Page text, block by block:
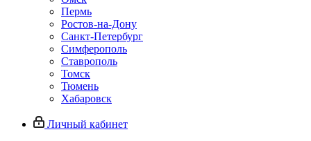
Пермь
Ростов-на-Дону
Санкт-Петербург
Симферополь
Ставрополь
Томск
Тюмень
Хабаровск
Личный кабинет